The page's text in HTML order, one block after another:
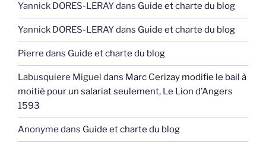
Yannick DORES-LERAYdans Guide et charte du blog
Yannick DORES-LERAYdans Guide et charte du blog
Pierre dans Guide et charte du blog
Labusquiere Miguel dans Marc Cerizay modifie le bail à
moitié pour un salariat seulement, Le Lion d’Angers
1593
Anonyme dans Guide et charte du blog